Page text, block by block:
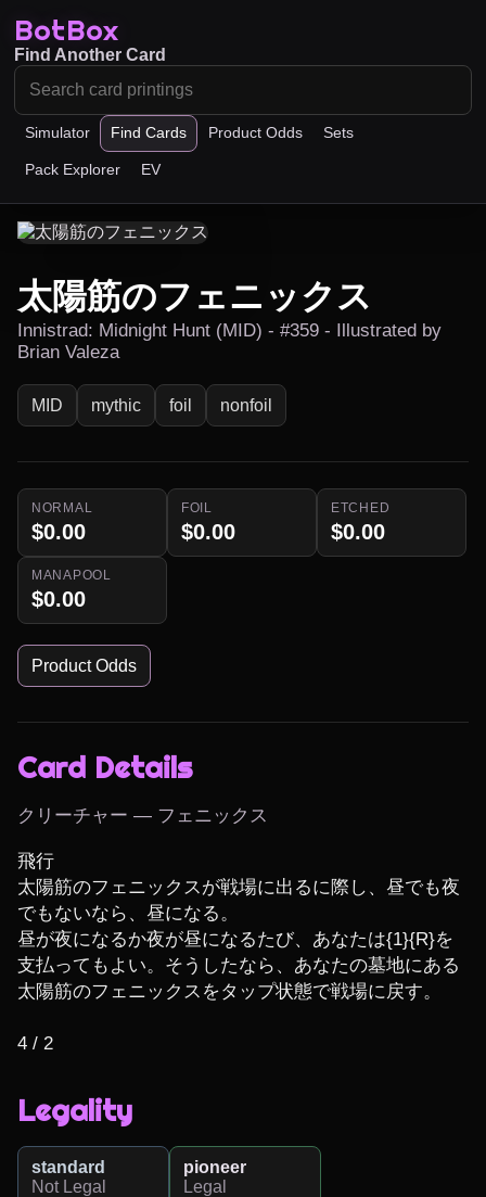
BotBox
Simulator Find Cards Product Odds Sets
Pack Explorer EV
Find Another Card
太陽筋のフェニックス
Innistrad: Midnight Hunt (MID) - #359 - Illustrated by
Brian Valeza
MID mythic foil nonfoil
NORMAL
$0.00
FOIL
$0.00
ETCHED
$0.00
MANAPOOL
$0.00
Product Odds
Card Details
クリーチャー — フェニックス
飛行
太陽筋のフェニックスが戦場に出るに際し、昼でも夜
でもないなら、昼になる。
昼が夜になるか夜が昼になるたび、あなたは{1}{R}を
支払ってもよい。そうしたなら、あなたの墓地にある
太陽筋のフェニックスをタップ状態で戦場に戻す。
4 / 2
Legality
standard
Not Legal
pioneer
Legal